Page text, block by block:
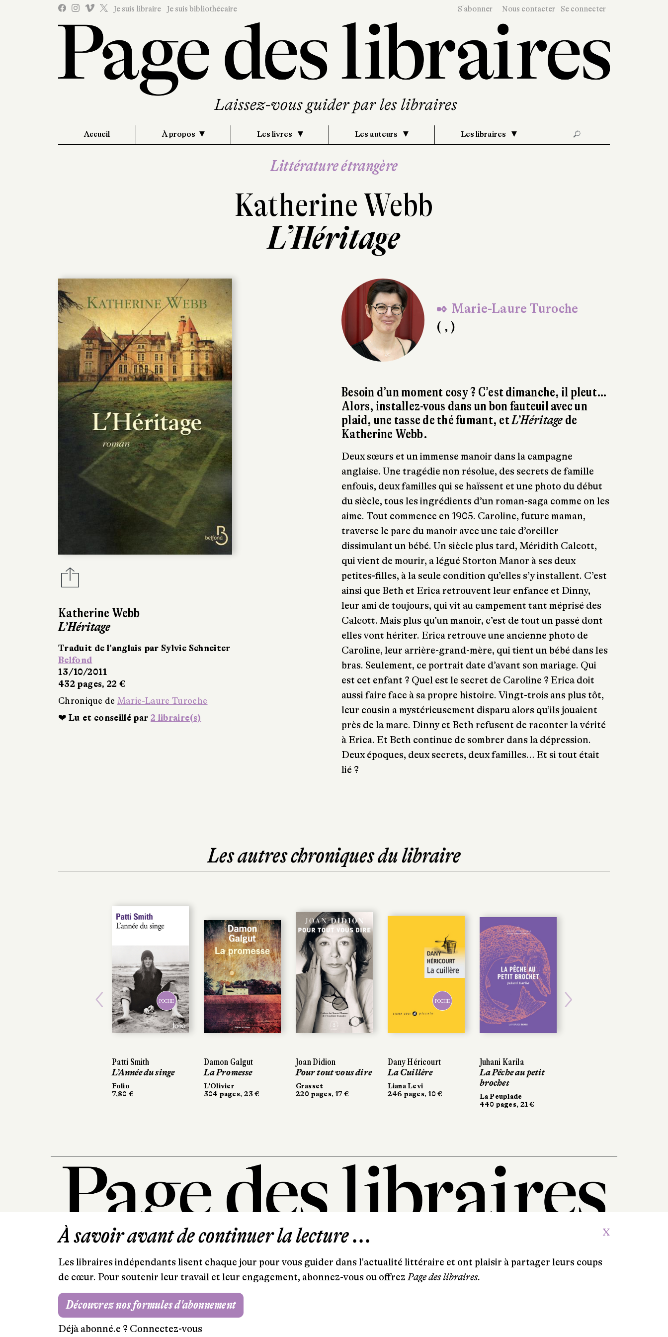
Je suis libraire Je suis bibliothécaire S'abonner Nous contacter Se connecter
Accueil À propos Les livres Les auteurs Les libraires 🔎
Littérature étrangère
Katherine Webb
L’Héritage
Katherine Webb
L’Héritage
Traduit de l’anglais par Sylvie Schneiter
Belfond
13/10/2011
432 pages, 22 €
Chronique de Marie-Laure Turoche
❤ Lu et conseillé par 2 libraire(s)
✒ Marie-Laure Turoche
( , )
Besoin d’un moment cosy ? C’est dimanche, il pleut…
Alors, installez-vous dans un bon fauteuil avec un
plaid, une tasse de thé fumant, etL’Héritage de
Katherine Webb.
Deux sœurs et un immense manoir dans la campagne
anglaise. Une tragédie non résolue, des secrets de famille
enfouis, deux familles qui se haïssent et une photo du début
du siècle, tous les ingrédients d’un roman-saga comme on les
aime. Tout commence en 1905. Caroline, future maman,
traverse le parc du manoir avec une taie d’oreiller
dissimulant un bébé. Un siècle plus tard, Méridith Calcott,
qui vient de mourir, a légué Storton Manor à ses deux
petites-filles, à la seule condition qu’elles s’y installent. C’est
ainsi que Beth et Erica retrouvent leur enfance et Dinny,
leur ami de toujours, qui vit au campement tant méprisé des
Calcott. Mais plus qu’un manoir, c’est de tout un passé dont
elles vont hériter. Erica retrouve une ancienne photo de
Caroline, leur arrière-grand-mère, qui tient un bébé dans les
bras. Seulement, ce portrait date d’avant son mariage. Qui
est cet enfant ? Quel est le secret de Caroline ? Erica doit
aussi faire face à sa propre histoire. Vingt-trois ans plus tôt,
leur cousin a mystérieusement disparu alors qu’ils jouaient
près de la mare. Dinny et Beth refusent de raconter la vérité
à Erica. Et Beth continue de sombrer dans la dépression.
Deux époques, deux secrets, deux familles… Et si tout était
lié ?
Les autres chroniques du libraire
POCHE
Patti Smith
L’Année du singe
Folio
7,80 €
Damon Galgut
La Promesse
L'Olivier
304 pages, 23 €
Joan Didion
Pour tout vous dire
Grasset
220 pages, 17 €
POCHE
Dany Héricourt
La Cuillère
Liana Levi
246 pages, 10 €
Juhani Karila
La Pêche au petit
brochet
La Peuplade
440 pages, 21 €
Previous
101, rue Saint-Lazare
T. 01 44 41 97 20
Mentions légales RGPD
À savoir avant de continuer la lecture ... X
Les libraires indépendants lisent chaque jour pour vous guider dans l'actualité littéraire et ont plaisir à partager leurs coups
de cœur. Pour soutenir leur travail et leur engagement, abonnez-vous ou offrezPage des libraires.
Découvrez nos formules d'abonnement
Déjà abonné.e ? Connectez-vous